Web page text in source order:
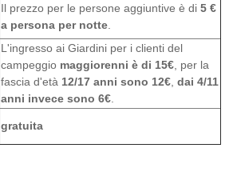
Il prezzo per le persone aggiuntive è di 5 €
a persona per notte
L'ingresso ai Giardini per i clienti del
campeggio maggiorenni è di 15€ , per la
fascia d'età 12/17 anni sono 12€ dai 4/11
anni invece sono 6€
gratuita